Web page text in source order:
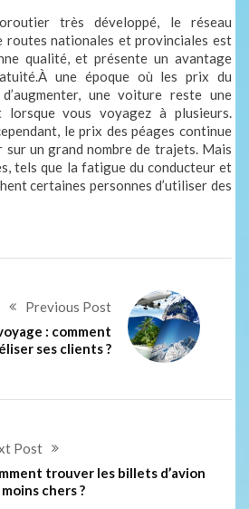
très développé, le réseau
routes nationales et provinciales est
qualité, et présente un avantage
une époque où les prix du
une voiture reste une
vous voyagez à plusieurs.
le prix des péages continue
sur un grand nombre de trajets. Mais
tels que la fatigue du conducteur et
certaines personnes d’utiliser des
Previous Post
: comment
ses clients ?
Post
trouver les billets d’avion
chers ?